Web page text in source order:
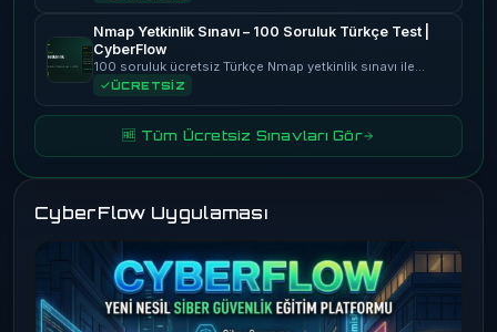
Nmap Yetkinlik Sınavı – 100 Soruluk Türkçe Test |
CyberFlow
100 soruluk ücretsiz Türkçe Nmap yetkinlik sınavı ile…
ÜCRETSİZ
🆓 Tüm Ücretsiz Sınavları Gör
CyberFlow Uygulaması